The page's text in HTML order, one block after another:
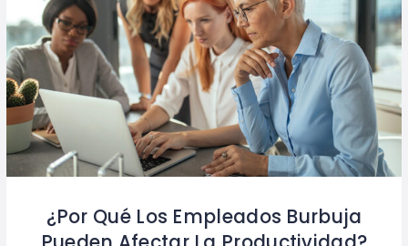
¿Por Qué Los Empleados Burbuja